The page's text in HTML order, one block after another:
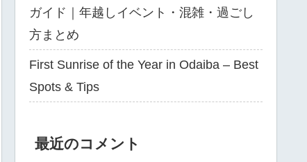
ガイド｜年越しイベント・混雑・過ごし
方まとめ
First Sunrise of the Year in Odaiba – Best
Spots & Tips
最近のコメント